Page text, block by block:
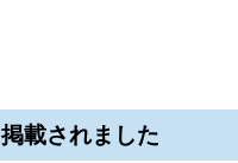
載されました